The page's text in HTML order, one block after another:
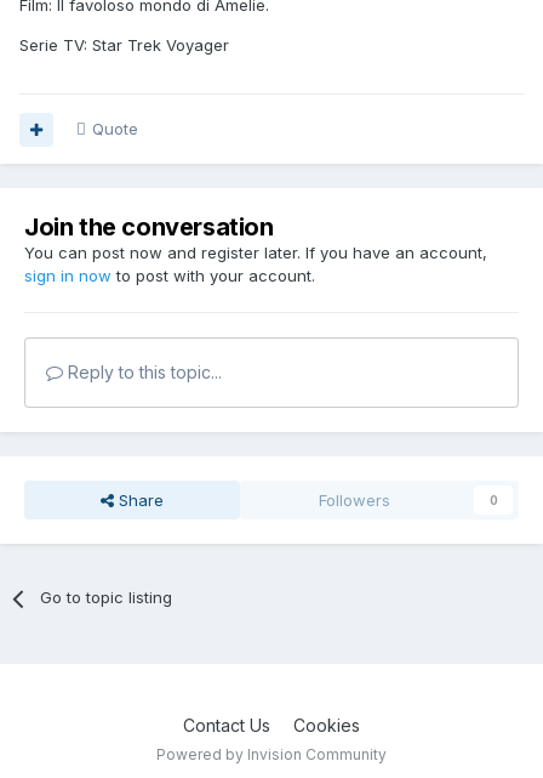
Film: Il favoloso mondo di Amelie.
Serie TV: Star Trek Voyager
Quote
Join the conversation
You can post now and register later. If you have an account,
sign in now to post with your account.
Reply to this topic...
Share Followers 0
Go to topic listing
Contact Us Cookies
Powered by Invision Community